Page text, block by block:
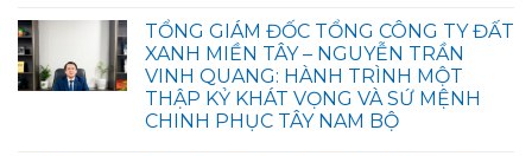
TỔNG GIÁM ĐỐC TỔNG CÔNG TY ĐẤT
XANH MIỀN TÂY – NGUYỄN TRẦN
VINH QUANG: HÀNH TRÌNH MỘT
THẬP KỶ KHÁT VỌNG VÀ SỨ MỆNH
CHINH PHỤC TÂY NAM BỘ